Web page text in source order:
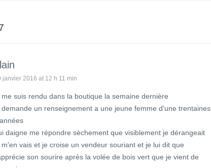
janvier 2016 at 12 h 11 min
me suis rendu dans la boutique la semaine dernière
demande un renseignement a une jeune femme d'une trentaines
daigne me répondre sèchement que visiblement je dérangeait
m'en vais et je croise un vendeur souriant et je lui dit que
son sourire après la volée de bois vert que je vient de